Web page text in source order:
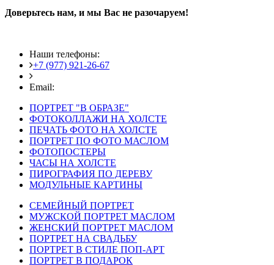
Доверьтесь нам, и мы Вас не разочаруем!
Наши телефоны:
+7 (977) 921-26-67
Email:
ПОРТРЕТ "В ОБРАЗЕ"
ФОТОКОЛЛАЖИ НА ХОЛСТЕ
ПЕЧАТЬ ФОТО НА ХОЛСТЕ
ПОРТРЕТ ПО ФОТО МАСЛОМ
ФОТОПОСТЕРЫ
ЧАСЫ НА ХОЛСТЕ
ПИРОГРАФИЯ ПО ДЕРЕВУ
МОДУЛЬНЫЕ КАРТИНЫ
СЕМЕЙНЫЙ ПОРТРЕТ
МУЖСКОЙ ПОРТРЕТ МАСЛОМ
ЖЕНСКИЙ ПОРТРЕТ МАСЛОМ
ПОРТРЕТ НА СВАДЬБУ
ПОРТРЕТ В СТИЛЕ ПОП-АРТ
ПОРТРЕТ В ПОДАРОК